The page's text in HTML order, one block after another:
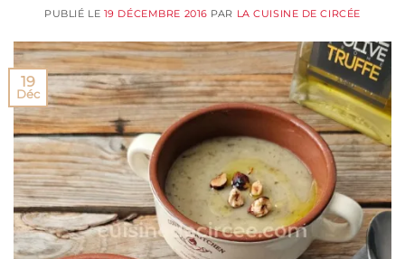
PUBLIÉ LE 19 DÉCEMBRE 2016 PAR LA CUISINE DE CIRCÉE
19
Déc